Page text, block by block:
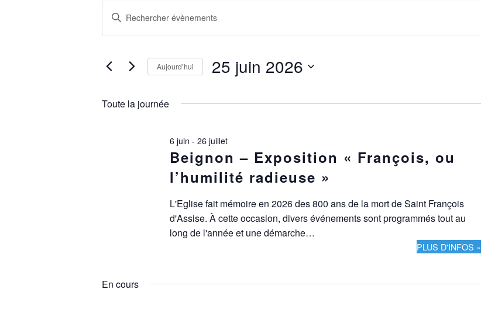
ÉVÈNEMENTS
FOR
RECHERCHE
ET
NAVIGATION
VUES
ÉVÈNEMENTS
Saisir
clé.
Évènements
par
clé.
Aujourd’hui 25 juin 2026
Toute la journée
Beignon – Exposition « François, ou
l’humilité radieuse »
6 juin - 26 juillet
L'Eglise fait mémoire en 2026 des 800 ans de la mort de Saint François
d'Assise. À cette occasion, divers événements sont programmés tout au
long de l'année et une démarche…
PLUS D'INFOS »
En cours